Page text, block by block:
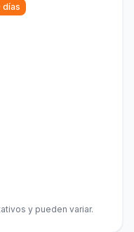
días
y pueden variar.